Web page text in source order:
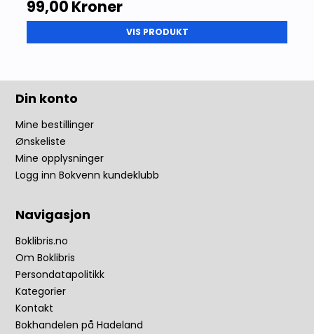
99,00 Kroner
VIS PRODUKT
Din konto
Mine bestillinger
Ønskeliste
Mine opplysninger
Logg inn Bokvenn kundeklubb
Navigasjon
Boklibris.no
Om Boklibris
Persondatapolitikk
Kategorier
Kontakt
Bokhandelen på Hadeland